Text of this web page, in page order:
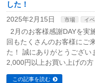
した！
2025年2月15日
市場 イ
2月のお客様感謝DAYを実
回もたくさんのお客様にご
た！ 誠にありがとうござい
2,000円以上お買い上げの
この記事を読む